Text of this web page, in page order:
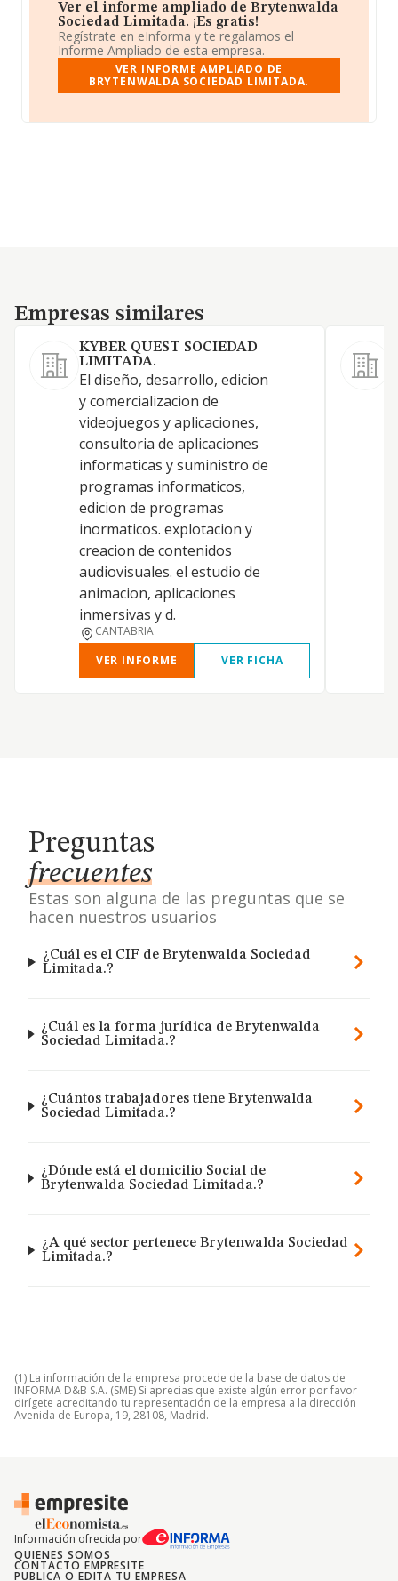
Ver el informe ampliado de Brytenwalda
Sociedad Limitada. ¡Es gratis!
Regístrate en eInforma y te regalamos el
Informe Ampliado de esta empresa.
VER INFORME AMPLIADO DE
BRYTENWALDA SOCIEDAD LIMITADA.
Empresas similares
Empresas similares
KYBER QUEST SOCIEDAD
LIMITADA.
El diseño, desarrollo, edicion
y comercializacion de
videojuegos y aplicaciones,
consultoria de aplicaciones
informaticas y suministro de
programas informaticos,
edicion de programas
inormaticos. explotacion y
creacion de contenidos
audiovisuales. el estudio de
animacion, aplicaciones
inmersivas y d.
CANTABRIA
VER INFORME
VER FICHA
Preguntas
frecuentes
Estas son alguna de las preguntas que se
hacen nuestros usuarios
¿Cuál es el CIF de Brytenwalda Sociedad
Limitada.?
¿Cuál es la forma jurídica de Brytenwalda
Sociedad Limitada.?
¿Cuántos trabajadores tiene Brytenwalda
Sociedad Limitada.?
¿Dónde está el domicilio Social de
Brytenwalda Sociedad Limitada.?
¿A qué sector pertenece Brytenwalda Sociedad
Limitada.?
(1) La información de la empresa procede de la base de datos de
INFORMA D&B S.A. (SME) Si aprecias que existe algún error por favor
dirígete acreditando tu representación de la empresa a la dirección
Avenida de Europa, 19, 28108, Madrid.
Información ofrecida por
QUIENES SOMOS
CONTACTO EMPRESITE
PUBLICA O EDITA TU EMPRESA